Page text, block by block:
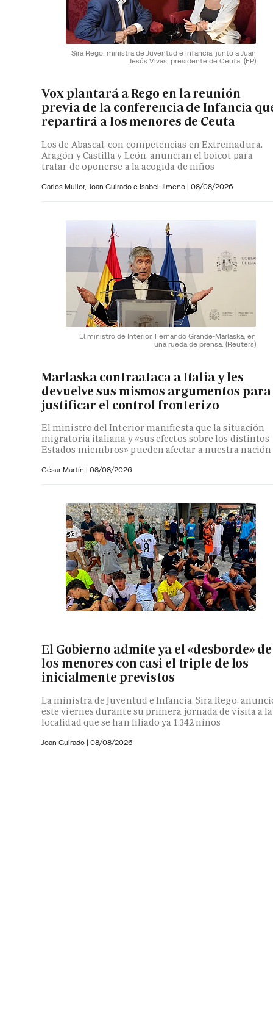
Sira Rego, ministra de Juventud e Infancia, junto a Juan
Jesús Vivas, presidente de Ceuta. (EP)
Vox plantará a Rego en la reunión
previa de la conferencia de Infancia
repartirá a los menores de Ceuta
Los de Abascal, con competencias en Extremadura,
Aragón y Castilla y León, anuncian el boicot para
tratar de oponerse a la acogida de niños
Carlos Mullor, Joan Guirado e Isabel Jimeno | 08/08/2026
El ministro de Interior, Fernando Grande-Marlaska, en
una rueda de prensa. (Reuters)
Marlaska contraataca a Italia y les
devuelve sus mismos argumentos para
justificar el control fronterizo
El ministro del Interior manifiesta que la situación
migratoria italiana y «sus efectos sobre los distintos
Estados miembros» pueden afectar a nuestra nación
César Martín | 08/08/2026
El Gobierno admite ya el «desborde» de
los menores con casi el triple de los
inicialmente previstos
La ministra de Juventud e Infancia, Sira Rego,
este viernes durante su primera jornada de visita a la
localidad que se han filiado ya 1.342 niños
Joan Guirado | 08/08/2026